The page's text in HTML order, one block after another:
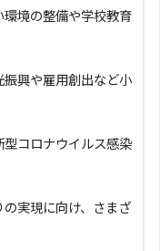
境の整備や学校教育
興や雇用創出など小
コロナウイルス感染
実現に向け、さまざ